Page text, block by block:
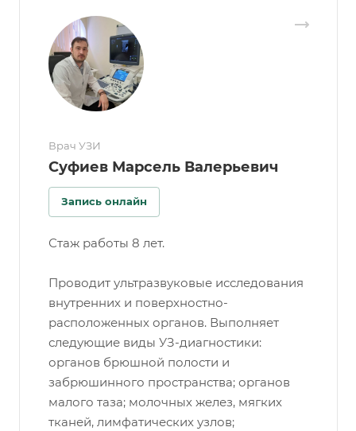
Врач УЗИ
Суфиев Марсель Валерьевич
Запись онлайн
Стаж работы 8 лет.
Проводит ультразвуковые исследования
внутренних и поверхностно-
расположенных органов. Выполняет
следующие виды УЗ-диагностики:
органов брюшной полости и
забрюшинного пространства; органов
малого таза; молочных желез, мягких
тканей, лимфатических узлов;